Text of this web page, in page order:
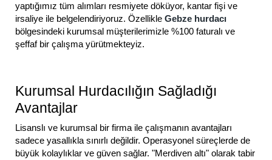
yaptığımız tüm alımları resmiyete döküyor, kantar fişi ve
irsaliye ile belgelendiriyoruz. Özellikle Gebze hurdacı
bölgesindeki kurumsal müşterilerimizle %100 faturalı ve
şeffaf bir çalışma yürütmekteyiz.
Kurumsal Hurdacılığın Sağladığı
Avantajlar
Lisanslı ve kurumsal bir firma ile çalışmanın avantajları
sadece yasallıkla sınırlı değildir. Operasyonel süreçlerde de
büyük kolaylıklar ve güven sağlar. "Merdiven altı" olarak tabir